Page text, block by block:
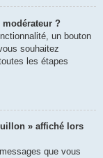
modérateur ?
un bouton
souhaitez
les étapes
» affiché lors
que vous